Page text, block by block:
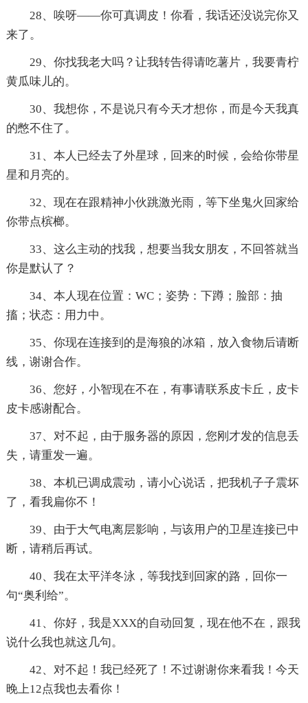
28、唉呀——你可真调皮！你看，我话还没说完你又
来了。
29、你找我老大吗？让我转告得请吃薯片，我要青柠
黄瓜味儿的。
30、我想你，不是说只有今天才想你，而是今天我真
的憋不住了。
31、本人已经去了外星球，回来的时候，会给你带星
星和月亮的。
32、现在在跟精神小伙跳激光雨，等下坐鬼火回家给
你带点槟榔。
33、这么主动的找我，想要当我女朋友，不回答就当
你是默认了？
34、本人现在位置：WC；姿势：下蹲；脸部：抽
搐；状态：用力中。
35、你现在连接到的是海狼的冰箱，放入食物后请断
线，谢谢合作。
36、您好，小智现在不在，有事请联系皮卡丘，皮卡
皮卡感谢配合。
37、对不起，由于服务器的原因，您刚才发的信息丢
失，请重发一遍。
38、本机已调成震动，请小心说话，把我机子子震坏
了，看我扁你不！
39、由于大气电离层影响，与该用户的卫星连接已中
断，请稍后再试。
40、我在太平洋冬泳，等我找到回家的路，回你一
句“奥利给”。
41、你好，我是XXX的自动回复，现在他不在，跟我
说什么我也就这几句。
42、对不起！我已经死了！不过谢谢你来看我！今天
晚上12点我也去看你！